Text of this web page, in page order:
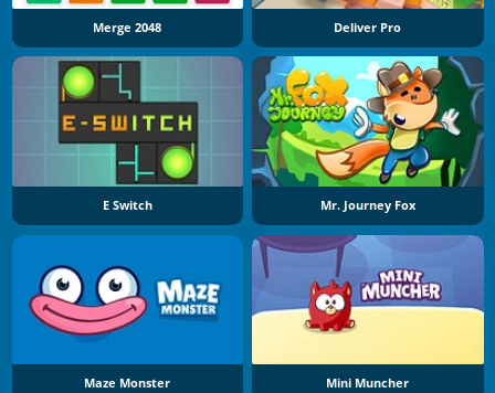
Merge 2048 Deliver Pro
E Switch Mr. Journey Fox
Maze Monster Mini Muncher